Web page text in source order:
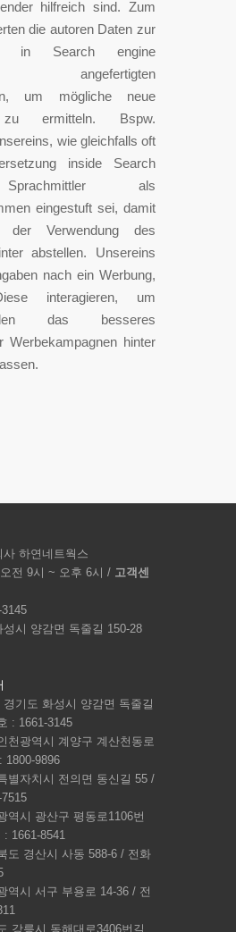
hilfreich sind. Zum
die autoren Daten zur
in Search engine
angefertigten
um mögliche neue
zu ermitteln. Bspw.
wie gleichfalls oft
inside Search
als
eingestuft sei, damit
der Verwendung des
abstellen. Unsereins
nach ein Werbung,
interagieren, um
das besseres
Werbekampagnen hinter
사 하연네트웍스
전 9시 ~ 오후 6시 / 고객센
성시 양감면 독줄길 150-28
기도 화성시 양감면 독줄길
: 1661-3145
천광역시 계양구 계산천동로
1800-9896
별자치시 전의면 동신길 55 /
역시 광산구 평동로1106번
: 1661-8541
도 경산시 사동 588-6 / 전화
역시 서구 부용로 14-36 / 전
강릉시 동해대로3406번길